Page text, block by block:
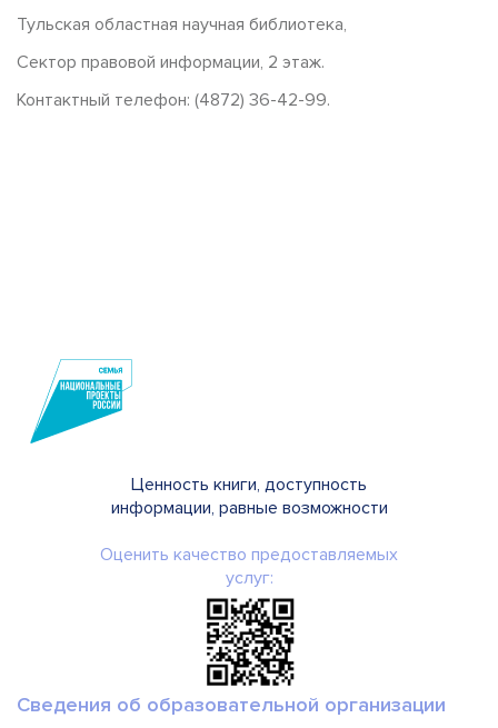
Тульская областная научная библиотека,
Сектор правовой информации, 2 этаж.
Контактный телефон: (4872) 36-42-99.
Ценность книги, доступность
информации, равные возможности
Оценить качество предоставляемых
услуг:
Сведения об образовательной организации